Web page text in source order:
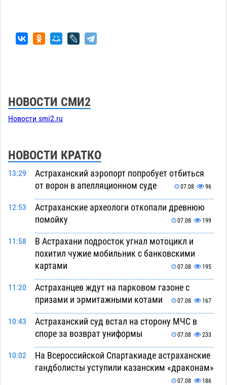
НОВОСТИ СМИ2
Новости smi2.ru
НОВОСТИ КРАТКО
13:29
Астраханский аэропорт попробует отбиться
от ворон в апелляционном суде
07.08 96
12:53
Астраханские археологи откопали древнюю
помойку
07.08 199
11:58
В Астрахани подросток угнал мотоцикл и
похитил чужие мобильник с банковскими
картами
07.08 195
11:20
Астраханцев ждут на парковом газоне с
призами и эрмитажными котами
07.08 167
10:43
Астраханский суд встал на сторону МЧС в
споре за возврат униформы
07.08 233
10:02
На Всероссийской Спартакиаде астраханские
гандболисты уступили казанским «драконам»
07.08 186